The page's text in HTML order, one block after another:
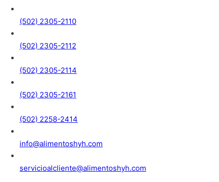
(502) 2305-2110
(502) 2305-2112
(502) 2305-2114
(502) 2305-2161
(502) 2258-2414
info@alimentoshyh.com
servicioalcliente@alimentoshyh.com